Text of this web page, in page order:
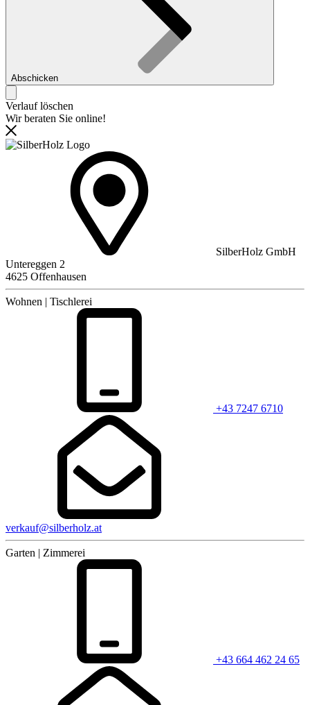
Abschicken
Verlauf löschen
Wir beraten Sie online!
SilberHolz GmbH
Untereggen 2
4625 Offenhausen
Wohnen | Tischlerei
+43 7247 6710
verkauf@silberholz.at
Garten | Zimmerei
+43 664 462 24 65